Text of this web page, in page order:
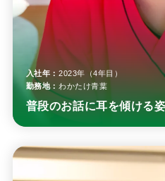
入社年： 2023年（4年目）
勤務地： わかたけ青葉
普段のお話に耳を傾ける